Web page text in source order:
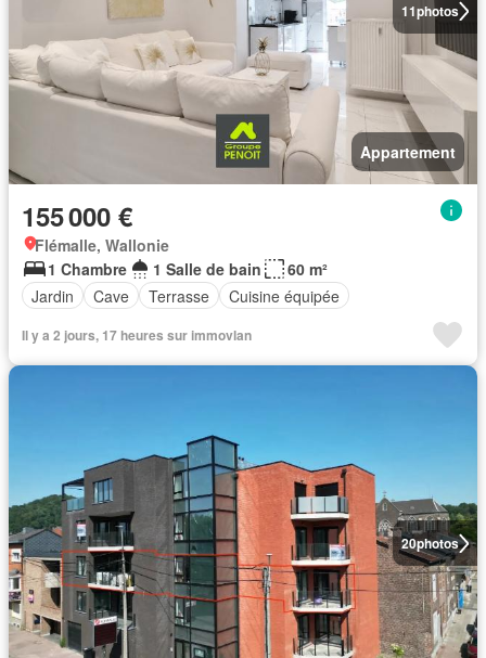
11photos
Appartement
155 000 €
Flémalle, Wallonie
1 Chambre
1 Salle de bain
60 m²
Jardin
Cave Terrasse Cuisine équipée
Il y a 2 jours, 17 heures sur immovlan
20photos